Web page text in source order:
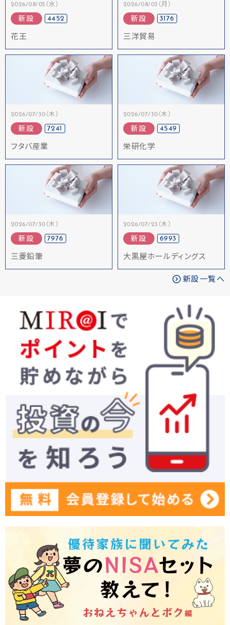
2026/08/05（水）
新設 4452
花王
2026/08/03（月）
新設 3176
三洋貿易
2026/07/30（木）
新設 7241
フタバ産業
2026/07/30（木）
新設 4549
栄研化学
2026/07/30（木）
新設 7976
三菱鉛筆
2026/07/23（木）
新設 6993
大黒屋ホールディングス
新設一覧へ